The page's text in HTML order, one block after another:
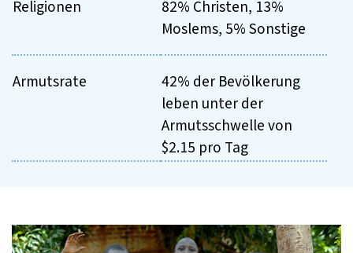
Religionen
82% Christen, 13%
Moslems, 5% Sonstige
Armutsrate
42% der Bevölkerung
leben unter der
Armutsschwelle von
$2.15 pro Tag